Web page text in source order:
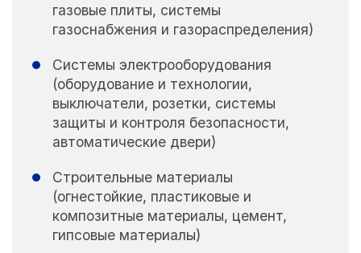
газовые плиты, системы
газоснабжения и газораспределения)
Системы электрооборудования
(оборудование и технологии,
выключатели, розетки, системы
защиты и контроля безопасности,
автоматические двери)
Строительные материалы
(огнестойкие, пластиковые и
композитные материалы, цемент,
гипсовые материалы)